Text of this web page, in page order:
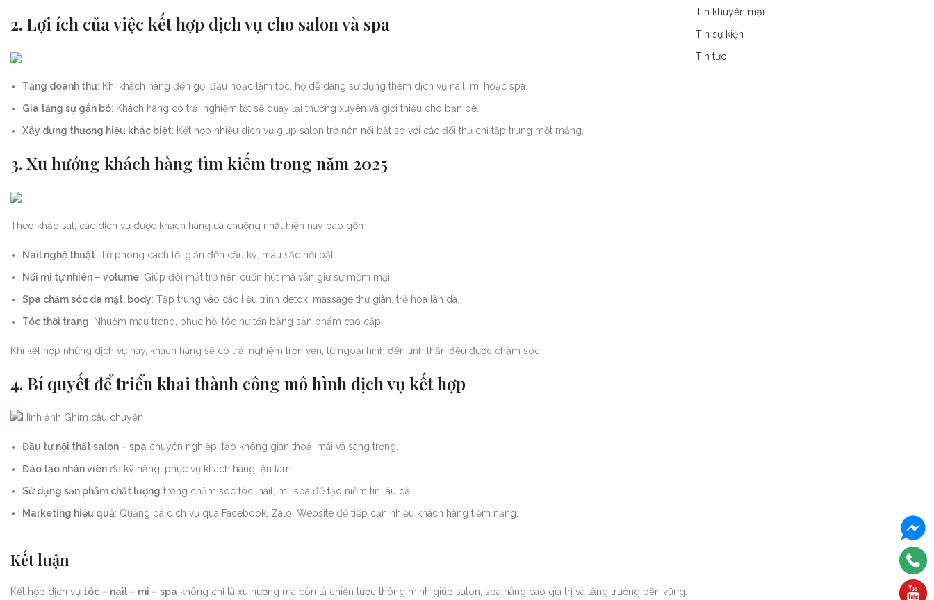
2. Lợi ích của việc kết hợp dịch vụ cho salon và spa
Tăng doanh thu: Khi khách hàng đến gội đầu hoặc làm tóc, họ dễ dàng sử dụng thêm dịch vụ nail, mi hoặc spa.
Gia tăng sự gắn bó: Khách hàng có trải nghiệm tốt sẽ quay lại thường xuyên và giới thiệu cho bạn bè.
Xây dựng thương hiệu khác biệt: Kết hợp nhiều dịch vụ giúp salon trở nên nổi bật so với các đối thủ chỉ tập trung một mảng.
3. Xu hướng khách hàng tìm kiếm trong năm 2025
Theo khảo sát, các dịch vụ được khách hàng ưa chuộng nhất hiện nay bao gồm:
Nail nghệ thuật: Từ phong cách tối giản đến cầu kỳ, màu sắc nổi bật.
Nối mi tự nhiên – volume: Giúp đôi mắt trở nên cuốn hút mà vẫn giữ sự mềm mại.
Spa chăm sóc da mặt, body: Tập trung vào các liệu trình detox, massage thư giãn, trẻ hóa làn da.
Tóc thời trang: Nhuộm màu trend, phục hồi tóc hư tổn bằng sản phẩm cao cấp.
Khi kết hợp những dịch vụ này, khách hàng sẽ có trải nghiệm trọn vẹn, từ ngoại hình đến tinh thần đều được chăm sóc.
4. Bí quyết để triển khai thành công mô hình dịch vụ kết hợp
Đầu tư nội thất salon – spa chuyên nghiệp, tạo không gian thoải mái và sang trọng.
Đào tạo nhân viên đa kỹ năng, phục vụ khách hàng tận tâm.
Sử dụng sản phẩm chất lượng trong chăm sóc tóc, nail, mi, spa để tạo niềm tin lâu dài.
Marketing hiệu quả: Quảng bá dịch vụ qua Facebook, Zalo, Website để tiếp cận nhiều khách hàng tiềm năng.
Kết luận
Kết hợp dịch vụ tóc – nail – mi – spa không chỉ là xu hướng mà còn là chiến lược thông minh giúp salon, spa nâng cao giá trị và tăng trưởng bền vững.
Tin khuyến mại
Tin sự kiện
Tin tức